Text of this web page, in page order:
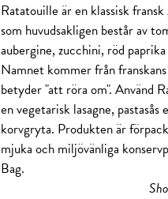
Ratatouille är en klassisk
som huvudsakligen består av
aubergine, zucchini, röd
Namnet kommer från
betyder "att röra om". Använd
en vegetarisk lasagne, pastasås
korvgryta. Produkten är
mjuka och miljövänliga
Bag.